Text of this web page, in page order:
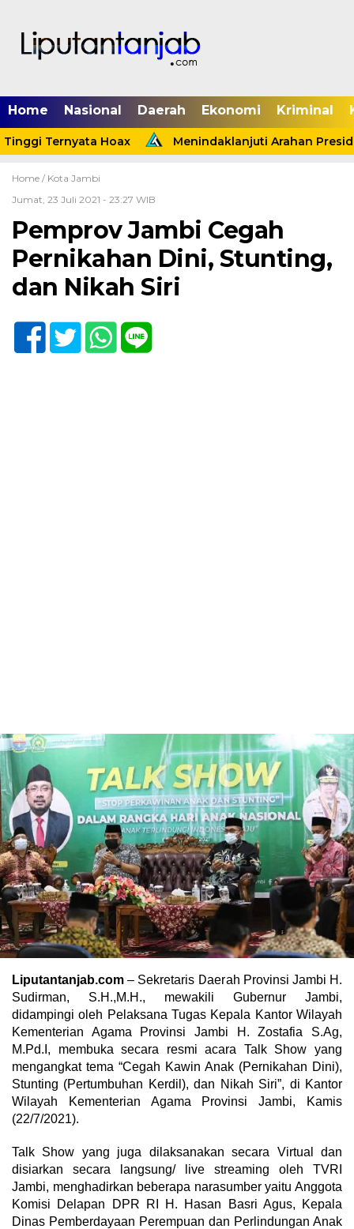
Home Nasional Daerah Ekonomi Kriminal
Ternyata Hoax Menindaklanjuti Arahan
Home / Kota Jambi
Jumat, 23 Juli 2021 - 23:27 WIB
Pemprov Jambi Cegah
Pernikahan Dini, Stunting,
dan Nikah Siri
Liputantanjab.com – Sekretaris Daerah Provinsi Jambi H.
Sudirman, S.H.,M.H., mewakili Gubernur Jambi,
didampingi oleh Pelaksana Tugas Kepala Kantor Wilayah
Kementerian Agama Provinsi Jambi H. Zostafia S.Ag,
M.Pd.I, membuka secara resmi acara Talk Show yang
mengangkat tema “Cegah Kawin Anak (Pernikahan Dini),
Stunting (Pertumbuhan Kerdil), dan Nikah Siri”, di Kantor
Wilayah Kementerian Agama Provinsi Jambi, Kamis
(22/7/2021).
Talk Show yang juga dilaksanakan secara Virtual dan
disiarkan secara langsung/ live streaming oleh TVRI
Jambi, menghadirkan beberapa narasumber yaitu Anggota
Komisi Delapan DPR RI H. Hasan Basri Agus, Kepala
Dinas Pemberdayaan Perempuan dan Perlindungan Anak